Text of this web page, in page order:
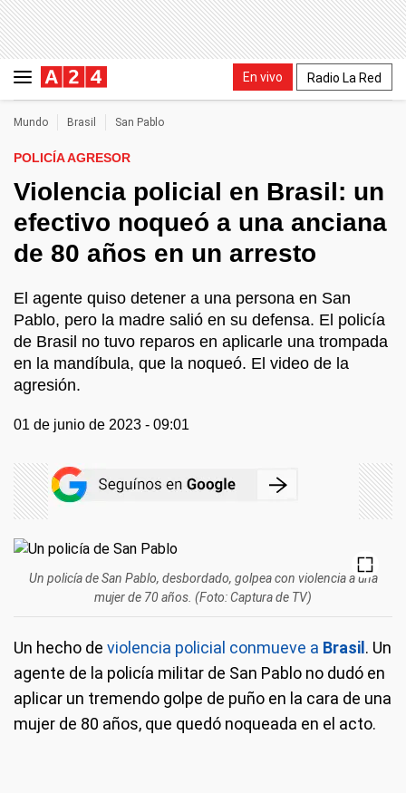
En vivo Radio La Red
Mundo Brasil San Pablo
POLICÍA AGRESOR
Violencia policial en Brasil: un
efectivo noqueó a una anciana
de 80 años en un arresto
El agente quiso detener a una persona en San
Pablo, pero la madre salió en su defensa. El policía
de Brasil no tuvo reparos en aplicarle una trompada
en la mandíbula, que la noqueó. El video de la
agresión.
01 de junio de 2023 - 09:01
Un policía de San Pablo, desbordado, golpea con violencia a una
mujer de 70 años. (Foto: Captura de TV)
Un hecho de violencia policial conmueve a Brasil. Un
agente de la policía militar de San Pablo no dudó en
aplicar un tremendo golpe de puño en la cara de una
mujer de 80 años, que quedó noqueada en el acto.